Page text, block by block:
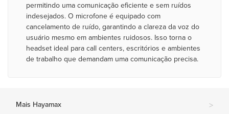
permitindo uma comunicação eficiente e sem ruídos
indesejados. O microfone é equipado com
cancelamento de ruído, garantindo a clareza da voz do
usuário mesmo em ambientes ruidosos. Isso torna o
headset ideal para call centers, escritórios e ambientes
de trabalho que demandam uma comunicação precisa.
Mais Hayamax >